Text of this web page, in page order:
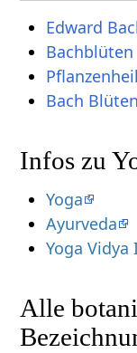
Edward
Bachblüten
Bach
Infos zu
Yoga
Ayurveda
Yoga Vidya
Alle